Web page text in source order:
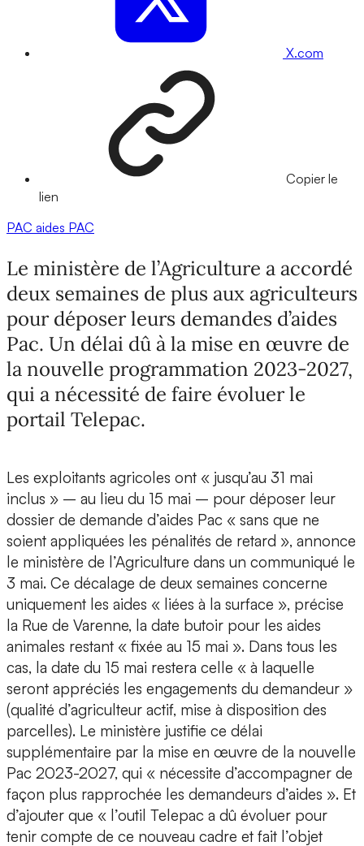
X.com
Copier le
lien
PAC aides PAC
Le ministère de l’Agriculture a accordé
deux semaines de plus aux agriculteurs
pour déposer leurs demandes d’aides
Pac. Un délai dû à la mise en œuvre de
la nouvelle programmation 2023-2027,
qui a nécessité de faire évoluer le
portail Telepac.
Les exploitants agricoles ont « jusqu’au 31 mai
inclus » – au lieu du 15 mai – pour déposer leur
dossier de demande d’aides Pac « sans que ne
soient appliquées les pénalités de retard », annonce
le ministère de l’Agriculture dans un communiqué le
3 mai. Ce décalage de deux semaines concerne
uniquement les aides « liées à la surface », précise
la Rue de Varenne, la date butoir pour les aides
animales restant « fixée au 15 mai ». Dans tous les
cas, la date du 15 mai restera celle « à laquelle
seront appréciés les engagements du demandeur »
(qualité d’agriculteur actif, mise à disposition des
parcelles). Le ministère justifie ce délai
supplémentaire par la mise en œuvre de la nouvelle
Pac 2023-2027, qui « nécessite d’accompagner de
façon plus rapprochée les demandeurs d’aides ». Et
d’ajouter que « l’outil Telepac a dû évoluer pour
tenir compte de ce nouveau cadre et fait l’objet